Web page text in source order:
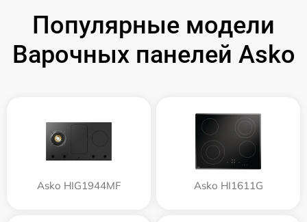
Популярные модели
Варочных панелей Asko
Asko HIG1944MF Asko HI1611G